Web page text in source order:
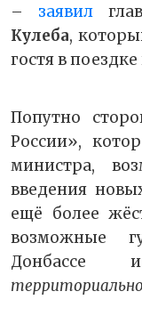
– заявил
Кулеба,
гостя в
Попутно
России»,
министра,
введения
ещё более
возможные